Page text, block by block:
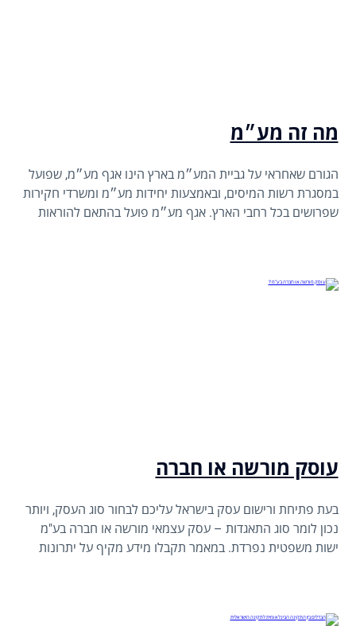
מה זה מע״מ
הגורם שאחראי על גביית המע״מ בארץ הינו אגף מע״מ, שפועל
במסגרת רשות המיסים, ובאמצעות יחידות מע״מ ומשרדי חקירות
שפרושים בכל רחבי הארץ. אגף מע״מ פועל בהתאם להוראות
עוסק מורשה או חברה
בעת פתיחת ורישום עסק בישראל עליכם לבחור סוג העסק, ויותר
נכון לומר סוג התאגדות – עסק עצמאי מורשה או חברה בע"מ
ישות משפטית נפרדת. במאמר תקבלו מידע מקיף על יתרונות